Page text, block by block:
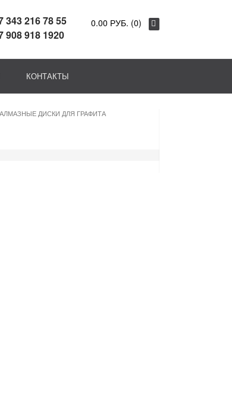
343 216 78 55
908 918 1920
0.00 РУБ. (0)
КОНТАКТЫ
ДИСКИ ДЛЯ ГРАФИТА